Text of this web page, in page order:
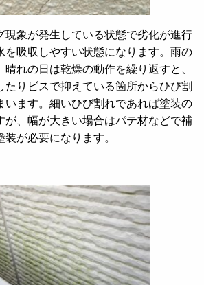
現象が発生している状態で劣化が進行
を吸収しやすい状態になります。雨の
晴れの日は乾燥の動作を繰り返すと、
たりビスで抑えている箇所からひび割
います。細いひび割れであれば塗装の
が、幅が大きい場合はパテ材などで補
が必要になります。